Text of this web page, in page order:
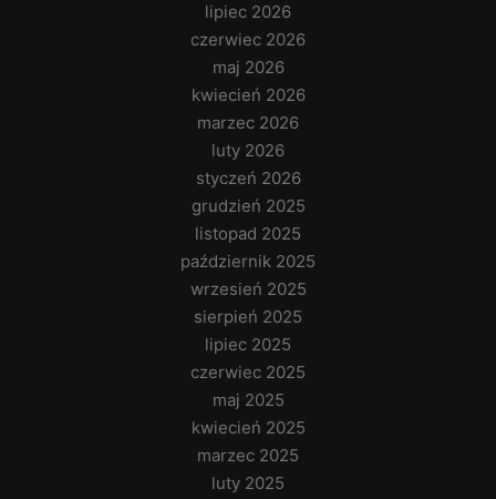
lipiec 2026
czerwiec 2026
maj 2026
kwiecień 2026
marzec 2026
luty 2026
styczeń 2026
grudzień 2025
listopad 2025
październik 2025
wrzesień 2025
sierpień 2025
lipiec 2025
czerwiec 2025
maj 2025
kwiecień 2025
marzec 2025
luty 2025